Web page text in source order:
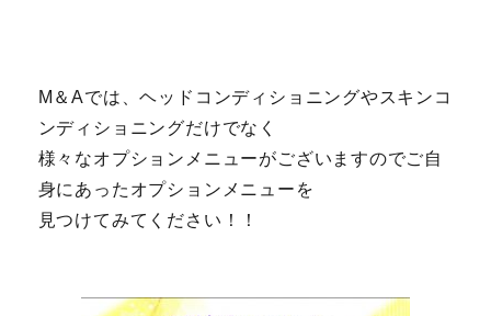
M＆Aでは、ヘッドコンディショニングやスキンコ
ンディショニングだけでなく
様々なオプションメニューがございますのでご自
身にあったオプションメニューを
見つけてみてください！！